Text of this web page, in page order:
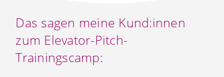
Das sagen meine Kund:innen
zum Elevator-Pitch-
Trainingscamp: